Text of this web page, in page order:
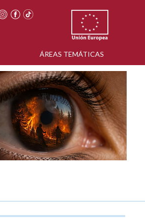
ÁREAS TEMÁTICAS